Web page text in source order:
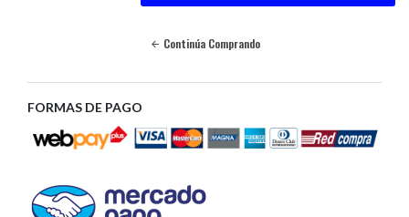
Continúa Comprando
FORMAS DE PAGO